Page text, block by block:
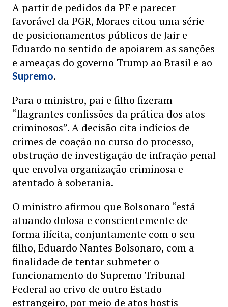
A partir de pedidos da PF e parecer
favorável da PGR, Moraes citou uma série
de posicionamentos públicos de Jair e
Eduardo no sentido de apoiarem as sanções
e ameaças do governo Trump ao Brasil e ao
Supremo.
Para o ministro, pai e filho fizeram
“flagrantes confissões da prática dos atos
criminosos”. A decisão cita indícios de
crimes de coação no curso do processo,
obstrução de investigação de infração penal
que envolva organização criminosa e
atentado à soberania.
O ministro afirmou que Bolsonaro “está
atuando dolosa e conscientemente de
forma ilícita, conjuntamente com o seu
filho, Eduardo Nantes Bolsonaro, com a
finalidade de tentar submeter o
funcionamento do Supremo Tribunal
Federal ao crivo de outro Estado
estrangeiro, por meio de atos hostis